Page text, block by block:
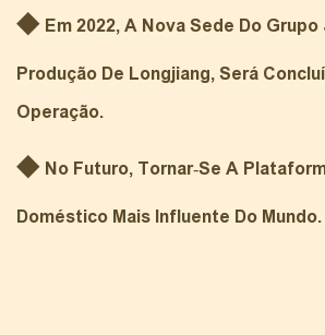
◆ Em 2022, A Nova Sede Do Grupo
Produção De Longjiang, Será
Operação.
◆ No Futuro, Tornar-Se A
Doméstico Mais Influente Do Mundo.